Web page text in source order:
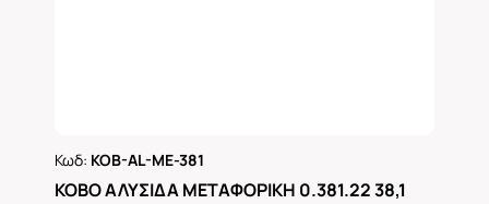
Κωδ: KOB-AL-ME-381
KOBO ΑΛΥΣΙΔΑ ΜΕΤΑΦΟΡΙΚΗ 0.381.22 38,1